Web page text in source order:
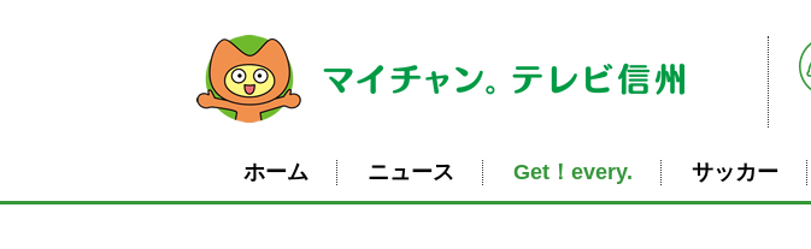
ホーム ニュース Get！every. サッカー